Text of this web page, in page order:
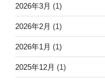
2026年3月 (1)
2026年2月 (1)
2026年1月 (1)
2025年12月 (1)